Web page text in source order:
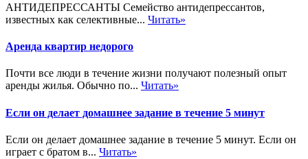
АНТИДЕПРЕССАНТЫ Семейство антидепрессантов,
известных как селективные... Читать»
Аренда квартир недорого
Почти все люди в течение жизни получают полезный опыт
аренды жилья. Обычно по... Читать»
Если он делает домашнее задание в течение 5 минут
Если он делает домашнее задание в течение 5 минут. Если он
играет с братом в... Читать»